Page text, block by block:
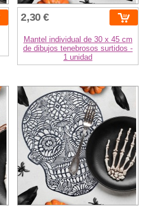
2,30 €
Mantel individual de 30 x 45 cm
de dibujos tenebrosos surtidos -
1 unidad